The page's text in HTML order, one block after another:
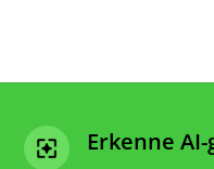
Erkenne